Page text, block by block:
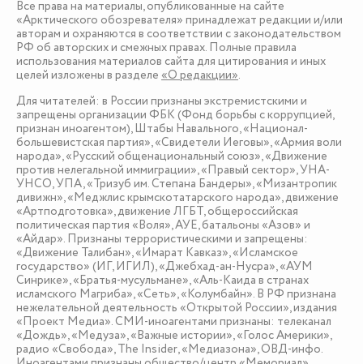
Все права на материалы, опубликованные на сайте
«Арктического обозревателя» принадлежат редакции и/или
авторам и охраняются в соответствии с законодательством
РФ об авторских и смежных правах. Полные правила
использования материалов сайта для цитирования и иных
целей изложены в разделе «О редакции».
Для читателей: в России признаны экстремистскими и
запрещены организации ФБК (Фонд борьбы с коррупцией,
признан иноагентом), Штабы Навального, «Национал-
большевистская партия», «Свидетели Иеговы», «Армия воли
народа», «Русский общенациональный союз», «Движение
против нелегальной иммиграции», «Правый сектор», УНА-
УНСО, УПА, «Тризуб им. Степана Бандеры», «Мизантропик
дивижн», «Меджлис крымскотатарского народа», движение
«Артподготовка», движение ЛГБТ, общероссийская
политическая партия «Воля», АУЕ, батальоны «Азов» и
«Айдар». Признаны террористическими и запрещены:
«Движение Талибан», «Имарат Кавказ», «Исламское
государство» (ИГ, ИГИЛ), «Джебхад-ан-Нусра», «АУМ
Синрике», «Братья-мусульмане», «Аль-Каида в странах
исламского Магриба», «Сеть», «Колумбайн». В РФ признана
нежелательной деятельность «Открытой России», издания
«Проект Медиа». СМИ-иноагентами признаны: телеканал
«Дождь», «Медуза», «Важные истории», «Голос Америки»,
радио «Свобода», The Insider, «Медиазона», ОВД-инфо.